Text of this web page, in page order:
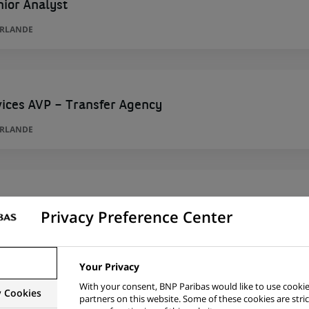
Analyst
AVP – Transfer Agency
Manager)
(Centrum Klienta bez obsługi kasowej) -
Privacy Preference Center
Cookies
Your Privacy
With your consent, BNP Paribas would like to use
partners on this website. Some of these cookies are